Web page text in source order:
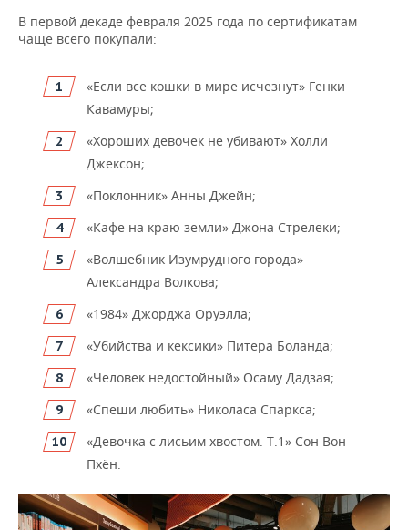
ВОДНЫЕ ВИДЫ СПОРТА
ХОККЕЙ С МЯЧОМ
ОБРАЗОВАНИЕ
ПРОИСШЕСТВИЯ
В первой декаде февраля 2025 года по сертификатам
чаще всего покупали:
«Если все кошки в мире исчезнут» Генки
Кавамуры;
«Хороших девочек не убивают» Холли
Джексон;
«Поклонник» Анны Джейн;
«Кафе на краю земли» Джона Стрелеки;
«Волшебник Изумрудного города»
Александра Волкова;
«1984» Джорджа Оруэлла;
«Убийства и кексики» Питера Боланда;
«Человек недостойный» Осаму Дадзая;
«Спеши любить» Николаса Спаркса;
«Девочка с лисьим хвостом. Т.1» Сон Вон
Пхён.